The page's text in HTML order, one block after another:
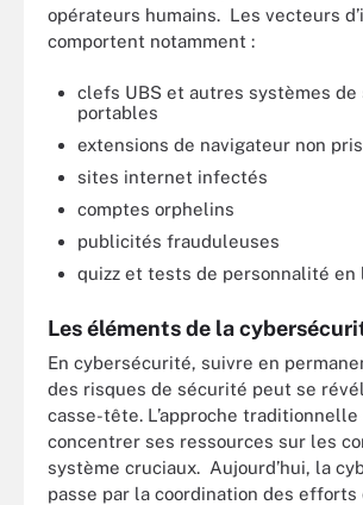
opérateurs humains. Les vecteurs
comportent notamment :
clefs UBS et autres systèmes de
portables
extensions de navigateur non
sites internet infectés
comptes orphelins
publicités frauduleuses
quizz et tests de personnalité en
Les éléments de la
En cybersécurité, suivre en
des risques de sécurité peut se
casse-tête. L’approche
concentrer ses ressources sur les
système cruciaux. Aujourd’hui, la
passe par la coordination des efforts